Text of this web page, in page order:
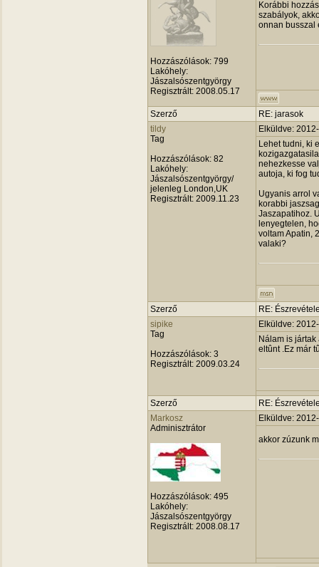
Hozzászólások: 799
Lakóhely:
Jászalsószentgyörgy
Regisztrált: 2008.05.17
Korábbi
szabályok,
onnan busszal
Szerző
RE: jarasok
tildy
Tag
Hozzászólások: 82
Lakóhely:
Jászalsószentgyörgy/
jelenleg London,UK
Regisztrált: 2009.11.23
Elküldve:
Lehet tudni, ki
nehezkesse
autoja, ki fog
Ugyanis arrol
korabbi
Jaszapatihoz.
lenyegtelen,
voltam Apatin,
valaki?
Szerző
RE:
sipike
Tag
Hozzászólások: 3
Regisztrált: 2009.03.24
Elküldve:
Nálam is
eltûnt .Ez már
Szerző
RE:
Markosz
Adminisztrátor
Hozzászólások: 495
Lakóhely:
Jászalsószentgyörgy
Regisztrált: 2008.08.17
Elküldve:
akkor zúzunk